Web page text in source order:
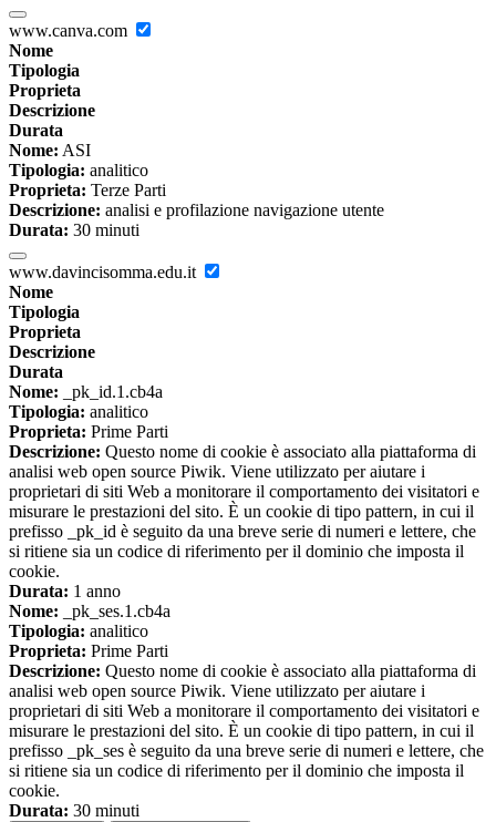
www.canva.com
Nome
Tipologia
Proprieta
Descrizione
Durata
Nome: ASI
Tipologia: analitico
Proprieta: Terze Parti
Descrizione: analisi e profilazione navigazione utente
Durata: 30 minuti
www.davincisomma.edu.it
Nome
Tipologia
Proprieta
Descrizione
Durata
Nome: _pk_id.1.cb4a
Tipologia: analitico
Proprieta: Prime Parti
Descrizione: Questo nome di cookie è associato alla piattaforma di
analisi web open source Piwik. Viene utilizzato per aiutare i
proprietari di siti Web a monitorare il comportamento dei visitatori e
misurare le prestazioni del sito. È un cookie di tipo pattern, in cui il
prefisso _pk_id è seguito da una breve serie di numeri e lettere, che
si ritiene sia un codice di riferimento per il dominio che imposta il
cookie.
Durata: 1 anno
Nome: _pk_ses.1.cb4a
Tipologia: analitico
Proprieta: Prime Parti
Descrizione: Questo nome di cookie è associato alla piattaforma di
analisi web open source Piwik. Viene utilizzato per aiutare i
proprietari di siti Web a monitorare il comportamento dei visitatori e
misurare le prestazioni del sito. È un cookie di tipo pattern, in cui il
prefisso _pk_ses è seguito da una breve serie di numeri e lettere, che
si ritiene sia un codice di riferimento per il dominio che imposta il
cookie.
Durata: 30 minuti